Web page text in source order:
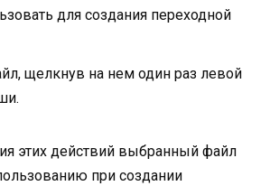
для создания переходной
щелкнув на нем один раз левой
этих действий выбранный файл
при создании